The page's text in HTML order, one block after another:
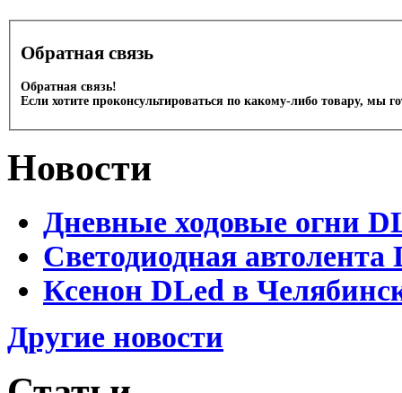
Обратная связь
Обратная связь!
Если хотите проконсультироваться по какому-либо товару, мы
Новости
Дневные ходовые огни
Светодиодная
Ксенон DLed в
Другие новости